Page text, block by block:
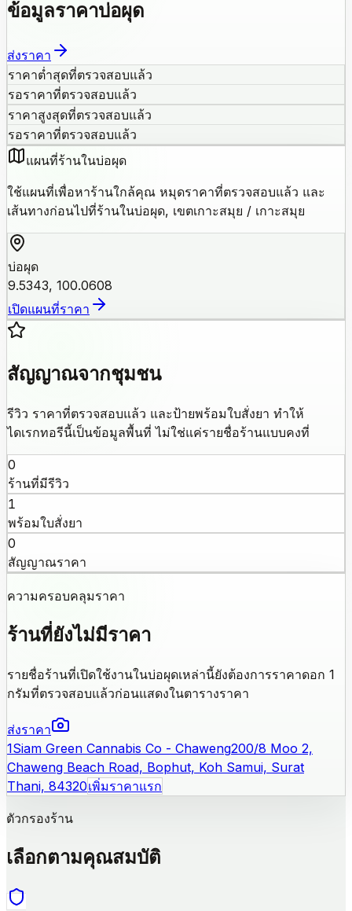
ข้อมูลราคาบ่อผุด
ส่งราคา
ราคาต่ำสุดที่ตรวจสอบแล้ว
รอราคาที่ตรวจสอบแล้ว
ราคาสูงสุดที่ตรวจสอบแล้ว
รอราคาที่ตรวจสอบแล้ว
แผนที่ร้านในบ่อผุด
ใช้แผนที่เพื่อหาร้านใกล้คุณ หมุดราคาที่ตรวจสอบแล้ว และ
เส้นทางก่อนไปที่ร้านในบ่อผุด, เขตเกาะสมุย / เกาะสมุย
บ่อผุด
9.5343, 100.0608
เปิดแผนที่ราคา
สัญญาณจากชุมชน
รีวิว ราคาที่ตรวจสอบแล้ว และป้ายพร้อมใบสั่งยา ทำให้
ไดเรกทอรีนี้เป็นข้อมูลพื้นที่ ไม่ใช่แค่รายชื่อร้านแบบคงที่
0
ร้านที่มีรีวิว
1
พร้อมใบสั่งยา
0
สัญญาณราคา
ความครอบคลุมราคา
ร้านที่ยังไม่มีราคา
รายชื่อร้านที่เปิดใช้งานในบ่อผุดเหล่านี้ยังต้องการราคาดอก 1
กรัมที่ตรวจสอบแล้วก่อนแสดงในตารางราคา
ส่งราคา
1Siam Green Cannabis Co - Chaweng200/8 Moo 2,
Chaweng Beach Road, Bophut, Koh Samui, Surat
Thani, 84320เพิ่มราคาแรก
ตัวกรองร้าน
เลือกตามคุณสมบัติ